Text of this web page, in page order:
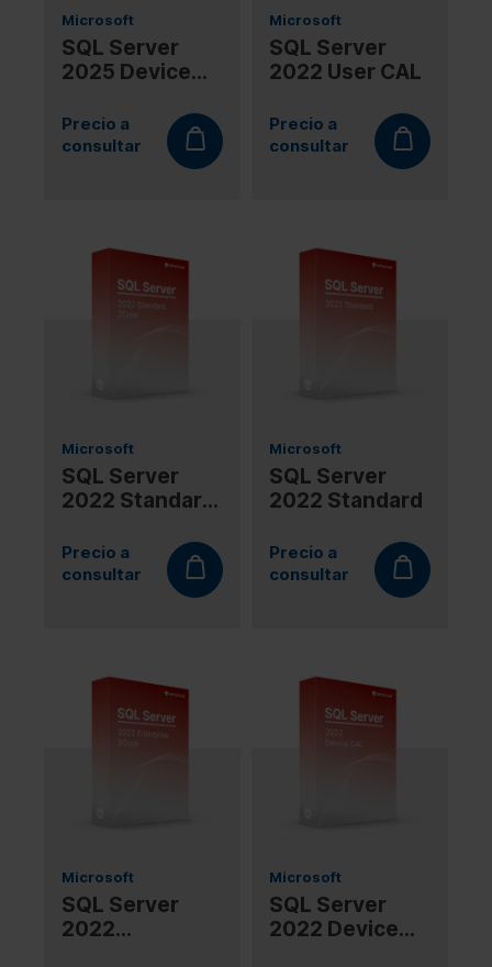
Microsoft
SQL Server
2025 Device
Precio a
consultar
Microsoft
SQL Server
2022 User CAL
Precio a
consultar
Microsoft
SQL Server
2022 Standard
Precio a
consultar
Microsoft
SQL Server
2022 Standard
Precio a
consultar
Microsoft
SQL Server
2022
Microsoft
SQL Server
2022 Device